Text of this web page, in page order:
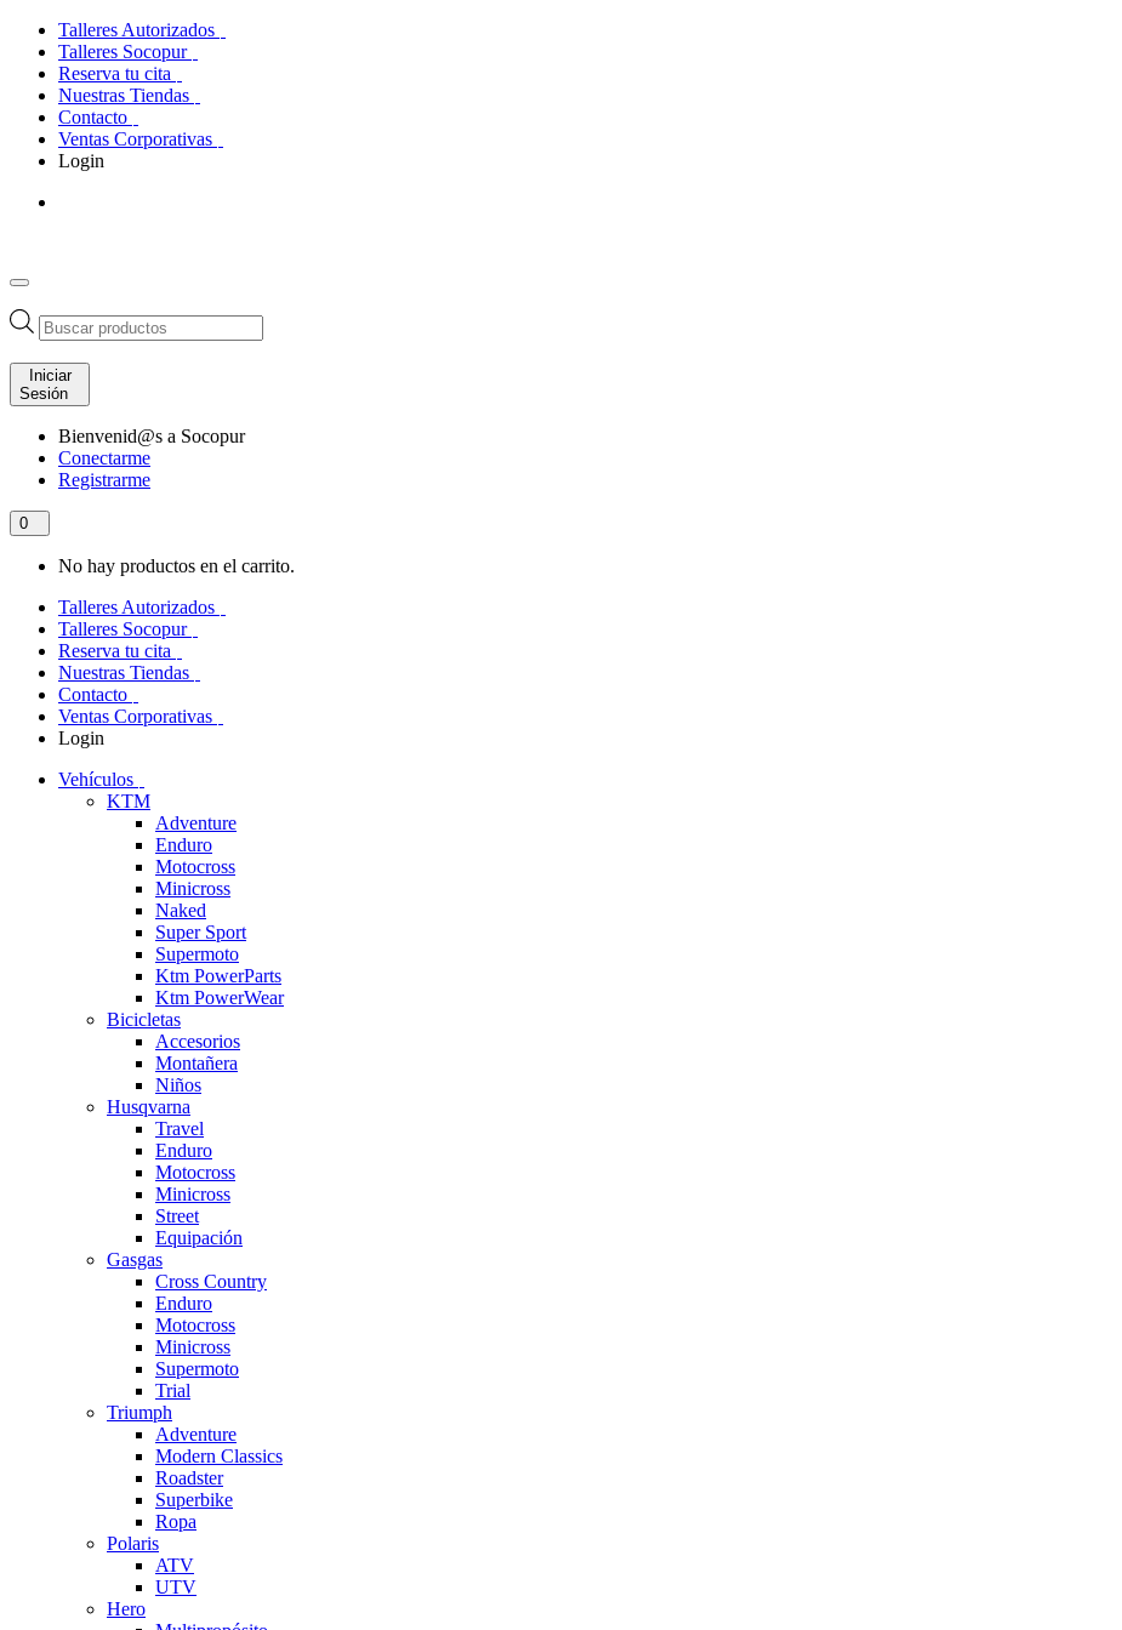
Talleres Autorizados
Talleres Socopur
Reserva tu cita
Nuestras Tiendas
Contacto
Ventas Corporativas
Login
Búsqueda
de
productos
Iniciar
Sesión
Bienvenid@s a Socopur
Conectarme
Registrarme
0
No hay productos en el carrito.
Talleres Autorizados
Talleres Socopur
Reserva tu cita
Nuestras Tiendas
Contacto
Ventas Corporativas
Login
Vehículos
KTM
Adventure
Enduro
Motocross
Minicross
Naked
Super Sport
Supermoto
Ktm PowerParts
Ktm PowerWear
Bicicletas
Accesorios
Montañera
Niños
Husqvarna
Travel
Enduro
Motocross
Minicross
Street
Equipación
Gasgas
Cross Country
Enduro
Motocross
Minicross
Supermoto
Trial
Triumph
Adventure
Modern Classics
Roadster
Superbike
Ropa
Polaris
ATV
UTV
Hero